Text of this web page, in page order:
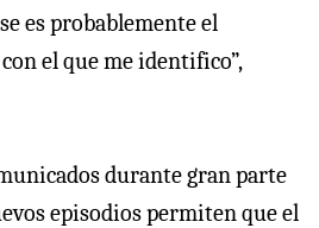
es probablemente el
el que me identifico”,
durante gran parte
episodios permiten que el